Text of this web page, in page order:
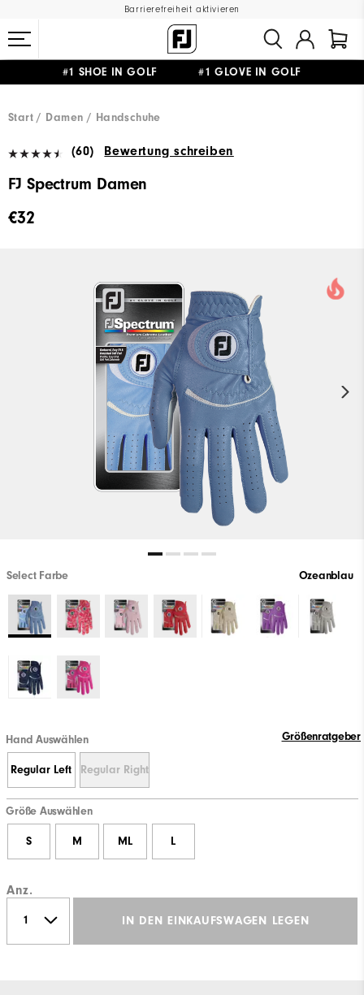
Barrierefreiheit aktivieren
#1 SHOE IN GOLF #1 GLOVE IN GOLF
Start
Damen Handschuhe
(60) Bewertung schreiben
FJ Spectrum Damen
€32
Select Farbe Ozeanblau
Hand Auswählen Größenratgeber
Regular Left Regular Right
Größe Auswählen
S M ML L
Anz.
IN DEN EINKAUFSWAGEN LEGEN